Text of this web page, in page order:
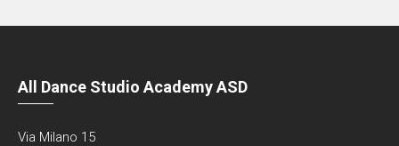
All Dance Studio Academy ASD
Via Milano 15